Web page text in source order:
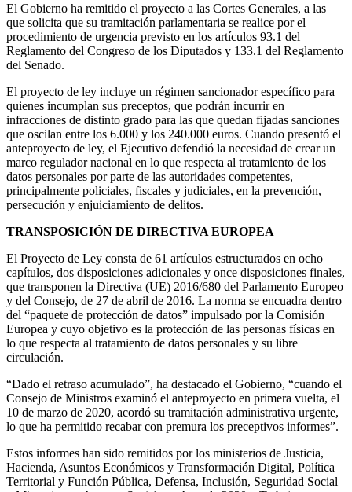
El Gobierno ha remitido el proyecto a las Cortes Generales, a las
que solicita que su tramitación parlamentaria se realice por el
procedimiento de urgencia previsto en los artículos 93.1 del
Reglamento del Congreso de los Diputados y 133.1 del Reglamento
del Senado.
El proyecto de ley incluye un régimen sancionador específico para
quienes incumplan sus preceptos, que podrán incurrir en
infracciones de distinto grado para las que quedan fijadas sanciones
que oscilan entre los 6.000 y los 240.000 euros. Cuando presentó el
anteproyecto de ley, el Ejecutivo defendió la necesidad de crear un
marco regulador nacional en lo que respecta al tratamiento de los
datos personales por parte de las autoridades competentes,
principalmente policiales, fiscales y judiciales, en la prevención,
persecución y enjuiciamiento de delitos.
TRANSPOSICIÓN DE DIRECTIVA EUROPEA
El Proyecto de Ley consta de 61 artículos estructurados en ocho
capítulos, dos disposiciones adicionales y once disposiciones finales,
que transponen la Directiva (UE) 2016/680 del Parlamento Europeo
y del Consejo, de 27 de abril de 2016. La norma se encuadra dentro
del “paquete de protección de datos” impulsado por la Comisión
Europea y cuyo objetivo es la protección de las personas físicas en
lo que respecta al tratamiento de datos personales y su libre
circulación.
“Dado el retraso acumulado”, ha destacado el Gobierno, “cuando el
Consejo de Ministros examinó el anteproyecto en primera vuelta, el
10 de marzo de 2020, acordó su tramitación administrativa urgente,
lo que ha permitido recabar con premura los preceptivos informes”.
Estos informes han sido remitidos por los ministerios de Justicia,
Hacienda, Asuntos Económicos y Transformación Digital, Política
Territorial y Función Pública, Defensa, Inclusión, Seguridad Social